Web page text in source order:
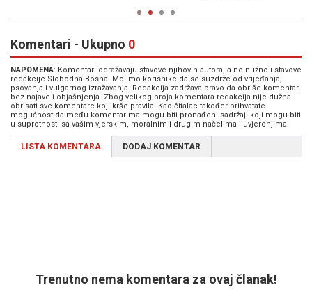
Komentari - Ukupno 0
NAPOMENA: Komentari odražavaju stavove njihovih autora, a ne nužno i stavove
redakcije Slobodna Bosna. Molimo korisnike da se suzdrže od vrijeđanja,
psovanja i vulgarnog izražavanja. Redakcija zadržava pravo da obriše komentar
bez najave i objašnjenja. Zbog velikog broja komentara redakcija nije dužna
obrisati sve komentare koji krše pravila. Kao čitalac također prihvatate
mogućnost da među komentarima mogu biti pronađeni sadržaji koji mogu biti
u suprotnosti sa vašim vjerskim, moralnim i drugim načelima i uvjerenjima.
LISTA KOMENTARA DODAJ KOMENTAR
Trenutno nema komentara za ovaj članak!